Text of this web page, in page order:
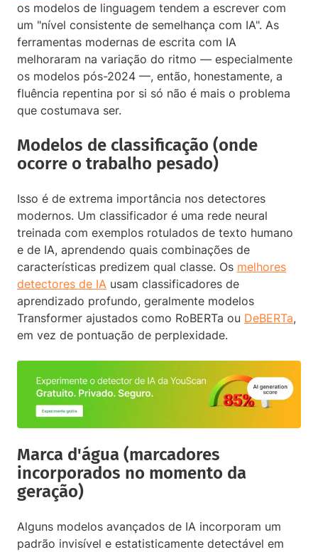
os modelos de linguagem tendem a escrever com
um "nível consistente de semelhança com IA". As
ferramentas modernas de escrita com IA
melhoraram na variação do ritmo — especialmente
os modelos pós-2024 —, então, honestamente, a
fluência repentina por si só não é mais o problema
que costumava ser.
Modelos de classificação (onde
ocorre o trabalho pesado)
Isso é de extrema importância nos detectores
modernos. Um classificador é uma rede neural
treinada com exemplos rotulados de texto humano
e de IA, aprendendo quais combinações de
características predizem qual classe. Os melhores
detectores de IA usam classificadores de
aprendizado profundo, geralmente modelos
Transformer ajustados como RoBERTa ou DeBERTa,
em vez de pontuação de perplexidade.
Marca d'água (marcadores
incorporados no momento da
geração)
Alguns modelos avançados de IA incorporam um
padrão invisível e estatisticamente detectável em